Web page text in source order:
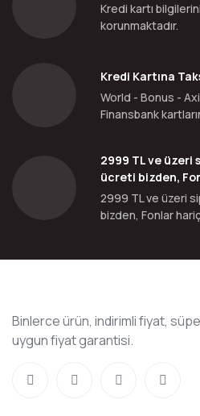
Kredi kartı
korunmaktadır.
Kredi Kartına
World - Bonus -
Finansbank
2999 TL ve
ücreti bizden,
2999 TL ve üzeri
bizden, Fonlar
Binlerce ürün, indirimli fiyat,
uygun fiyat garantisi.